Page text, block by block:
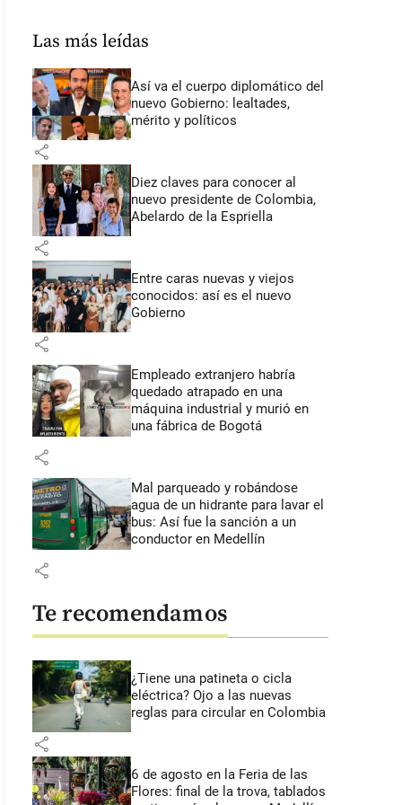
imagen se nota al hombre que habría quebrado los vidrios del carro
IMAGEN TOMADA DE VIDEO
Las más leídas
Así va el cuerpo diplomático del
nuevo Gobierno: lealtades,
mérito y políticos
share
Diez claves para conocer al
nuevo presidente de Colombia,
Abelardo de la Espriella
share
Entre caras nuevas y viejos
conocidos: así es el nuevo
Gobierno
share
Empleado extranjero habría
quedado atrapado en una
máquina industrial y murió en
una fábrica de Bogotá
share
Mal parqueado y robándose
agua de un hidrante para lavar el
bus: Así fue la sanción a un
conductor en Medellín
share
Te recomendamos
¿Tiene una patineta o cicla
eléctrica? Ojo a las nuevas
reglas para circular en Colombia
share
6 de agosto en la Feria de las
Flores: final de la trova, tablados